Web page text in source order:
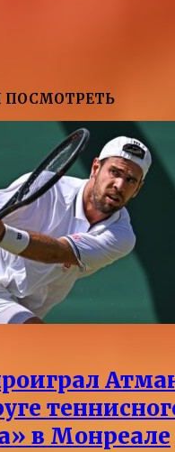
ПОСМОТРЕТЬ
в Монреале